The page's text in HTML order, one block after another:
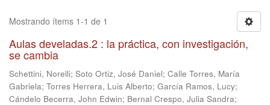
Mostrando ítems 1-1 de 1
Aulas develadas.2 : la práctica, con investigación,
se cambia
Schettini, Norelli; Soto Ortiz, José Daniel; Calle Torres, María
Gabriela; Torres Herrera, Luis Alberto; García Ramos, Lucy;
Cándelo Becerra, John Edwin; Bernal Crespo, Julia Sandra;